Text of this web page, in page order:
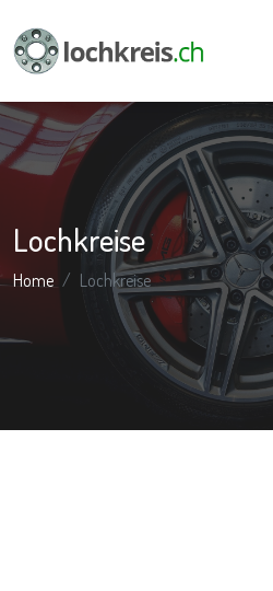
Lochkreise
Home Lochkreise